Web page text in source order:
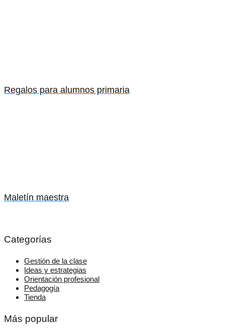
Regalos para alumnos primaria
Maletín maestra
Categorías
Gestión de la clase
Ideas y estrategias
Orientación profesional
Pedagogía
Tienda
Más popular